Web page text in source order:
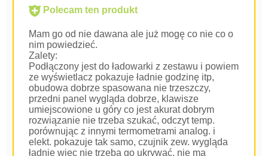
Polecam ten produkt
Mam go od nie dawana ale już mogę co nie co o
nim powiedzieć.
Zalety:
Podłączony jest do ładowarki z zestawu i powiem
ze wyświetlacz pokazuje ładnie godzinę itp,
obudowa dobrze spasowana nie trzeszczy,
przedni panel wygląda dobrze, klawisze
umiejscowione u góry co jest akurat dobrym
rozwiązanie nie trzeba szukać, odczyt temp.
porównując z innymi termometrami analog. i
elekt. pokazuje tak samo, czujnik zew. wygląda
ładnie więc nie trzeba go ukrywać, nie ma